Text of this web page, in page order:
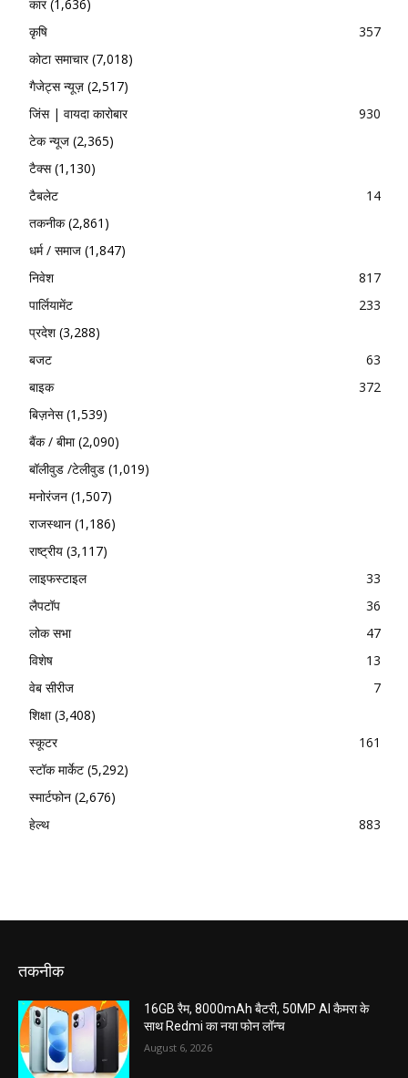
कार(1,636)
कृषि
357
कोटा समाचार(7,018)
गैजेट्स न्यूज़ (2,517)
जिंस | वायदा कारोबार
930
टेक न्यूज (2,365)
टैक्स(1,130)
टैबलेट
14
तकनीक(2,861)
धर्म / समाज (1,847)
निवेश
817
पार्लियामेंट
233
प्रदेश(3,288)
बजट
63
बाइक
372
बिज़नेस(1,539)
बैंक / बीमा(2,090)
बॉलीवुड /टेलीवुड (1,019)
मनोरंजन (1,507)
राजस्थान (1,186)
राष्ट्रीय (3,117)
लाइफस्टाइल
33
लैपटॉप
36
लोक सभा
47
विशेष
13
वेब सीरीज
7
शिक्षा(3,408)
स्कूटर
161
स्टॉक मार्केट (5,292)
स्मार्टफोन (2,676)
हेल्थ
883
तकनीक
16GB रैम, 8000mAh बैटरी, 50MP AI कैमरा के
साथ Redmi का नया फोन लॉन्च
August 6, 2026